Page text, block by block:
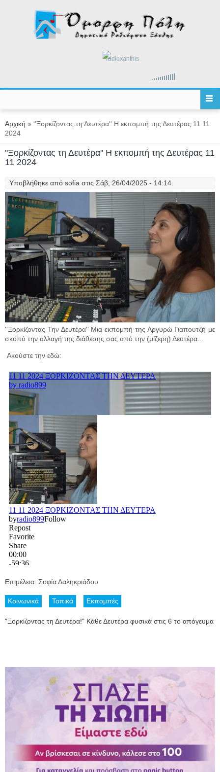
radioxanthis
Είστε εδώ
Αρχική » ''Ξορκίζοντας τη Δευτέρα'' Η εκπομπή της Δευτέρας 11 11
2024
''Ξορκίζοντας τη Δευτέρα'' Η εκπομπή της Δευτέρας 11
11 2024
Υποβλήθηκε από sofia στις Σάβ, 26/04/2025 - 14:14.
''Ξορκίζοντας Την Δευτέρα'' Μια εκπομπή της Αργυρώ Γιαπουτζή με
σκοπό την αλλαγή της διάθεσης σας από την (μίζερη) Δευτέρα...
Ακούστε την εδώ:
Επιμέλεια: Σοφία Δαληκριάδου
Κοινωνικά Τοπικά Εκπομπές
"Ξορκίζοντας τη Δευτέρα!" Κάθε Δευτέρα φυσικά στις 6 το απόγευμα